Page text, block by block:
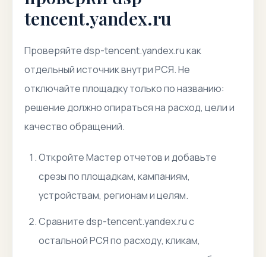
tencent.yandex.ru
Проверяйте dsp-tencent.yandex.ru как
отдельный источник внутри РСЯ. Не
отключайте площадку только по названию:
решение должно опираться на расход, цели и
качество обращений.
Откройте Мастер отчетов и добавьте
срезы по площадкам, кампаниям,
устройствам, регионам и целям.
Сравните dsp-tencent.yandex.ru с
остальной РСЯ по расходу, кликам,